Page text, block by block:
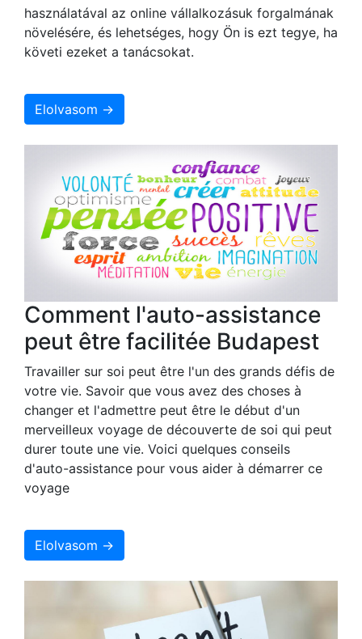
használatával az online vállalkozásuk forgalmának
növelésére, és lehetséges, hogy Ön is ezt tegye, ha
követi ezeket a tanácsokat.
Elolvasom →
Comment l'auto-assistance
peut être facilitée Budapest
Travailler sur soi peut être l'un des grands défis de
votre vie. Savoir que vous avez des choses à
changer et l'admettre peut être le début d'un
merveilleux voyage de découverte de soi qui peut
durer toute une vie. Voici quelques conseils
d'auto-assistance pour vous aider à démarrer ce
voyage
Elolvasom →